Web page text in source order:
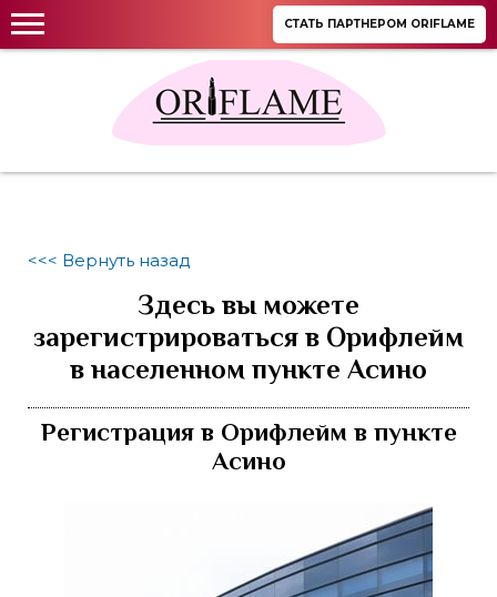
СТАТЬ ПАРТНЕРОМ ORIFLAME
<<< Вернуть назад
Здесь вы можете
зарегистрироваться в Орифлейм
в населенном пункте Асино
Регистрация в Орифлейм в пункте
Асино